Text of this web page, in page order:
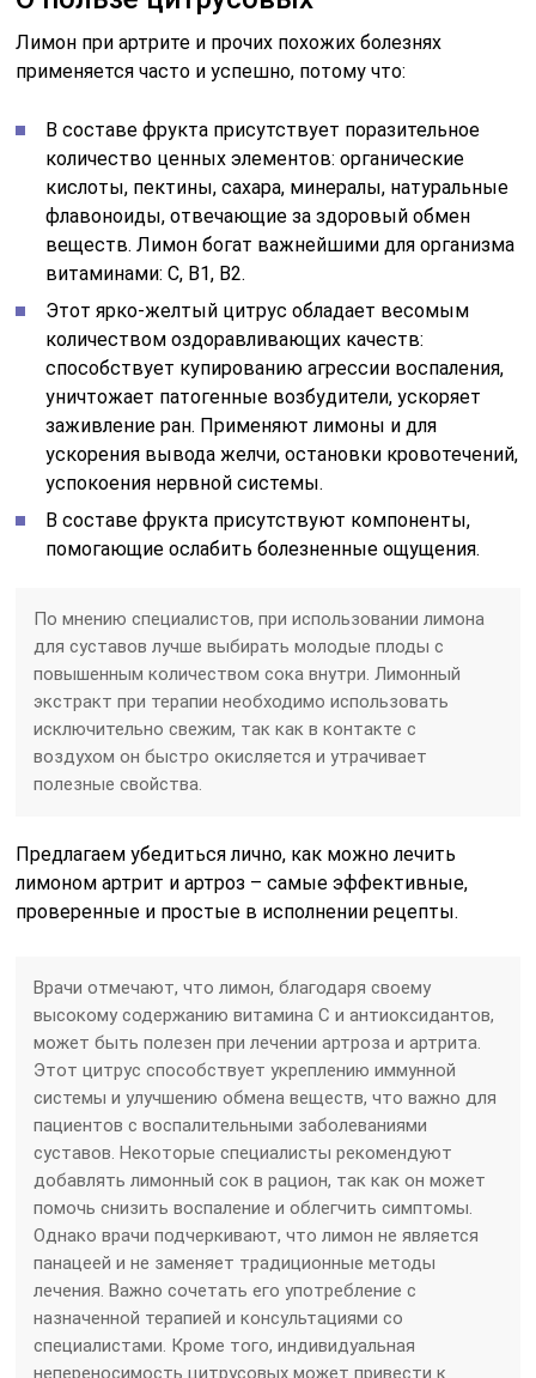
Лимон при артрите и прочих похожих болезнях
применяется часто и успешно, потому что:
В составе фрукта присутствует поразительное
количество ценных элементов: органические
кислоты, пектины, сахара, минералы, натуральные
флавоноиды, отвечающие за здоровый обмен
веществ. Лимон богат важнейшими для организма
витаминами: С, В1, В2.
Этот ярко-желтый цитрус обладает весомым
количеством оздоравливающих качеств:
способствует купированию агрессии воспаления,
уничтожает патогенные возбудители, ускоряет
заживление ран. Применяют лимоны и для
ускорения вывода желчи, остановки кровотечений,
успокоения нервной системы.
В составе фрукта присутствуют компоненты,
помогающие ослабить болезненные ощущения.
По мнению специалистов, при использовании лимона
для суставов лучше выбирать молодые плоды с
повышенным количеством сока внутри. Лимонный
экстракт при терапии необходимо использовать
исключительно свежим, так как в контакте с
воздухом он быстро окисляется и утрачивает
полезные свойства.
Предлагаем убедиться лично, как можно лечить
лимоном артрит и артроз – самые эффективные,
проверенные и простые в исполнении рецепты.
Врачи отмечают, что лимон, благодаря своему
высокому содержанию витамина C и антиоксидантов,
может быть полезен при лечении артроза и артрита.
Этот цитрус способствует укреплению иммунной
системы и улучшению обмена веществ, что важно для
пациентов с воспалительными заболеваниями
суставов. Некоторые специалисты рекомендуют
добавлять лимонный сок в рацион, так как он может
помочь снизить воспаление и облегчить симптомы.
Однако врачи подчеркивают, что лимон не является
панацеей и не заменяет традиционные методы
лечения. Важно сочетать его употребление с
назначенной терапией и консультациями со
специалистами. Кроме того, индивидуальная
непереносимость цитрусовых может привести к